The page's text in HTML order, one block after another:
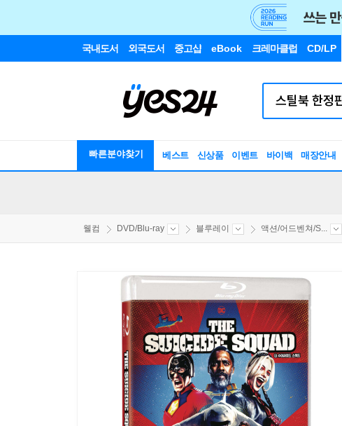
국내도서 외국도서 중고샵 eBook 크레마클럽 CD/LP
빠른분야찾기 베스트 신상품 이벤트 바이백 매장안내
웰컴 DVD/Blu-ray 블루레이 액션/어드벤쳐/S...